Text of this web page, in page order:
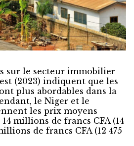
sur le secteur immobilier
(2023) indiquent que les
plus abordables dans la
le Niger et le
les prix moyens
millions de francs CFA (14
de francs CFA (12 475